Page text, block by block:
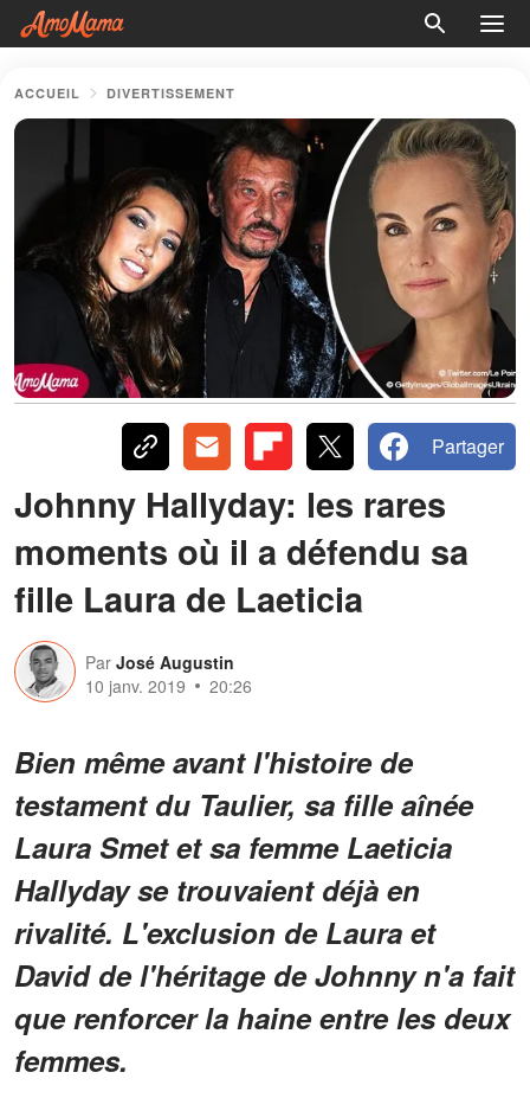
ACCUEIL DIVERTISSEMENT
Partager
Johnny Hallyday: les rares
moments où il a défendu sa
fille Laura de Laeticia
Par José Augustin
10 janv. 2019
20:26
Bien même avant l'histoire de
testament du Taulier, sa fille aînée
Laura Smet et sa femme Laeticia
Hallyday se trouvaient déjà en
rivalité. L'exclusion de Laura et
David de l'héritage de Johnny n'a fait
que renforcer la haine entre les deux
femmes.